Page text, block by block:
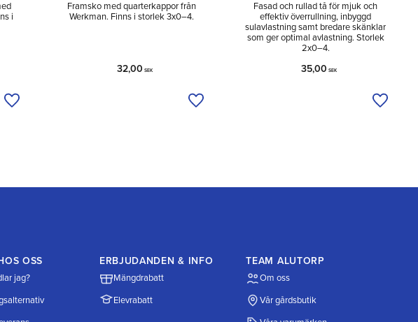
i
Lägg till i önskelista
Framsko med quarterkappor från
Werkman. Finns i storlek 3x0–4.
32,00 SEK
Lägg till i önskelista
Fasad och rullad tå för mjuk och
effektiv överrullning, inbyggd
sulavlastning samt bredare skänklar
som ger optimal avlastning. Storlek
2x0–4.
35,00 SEK
Lägg
OSS
jag?
ERBJUDANDEN & INFO
Mängdrabatt
Elevrabatt
TEAM ALUTORP
Om oss
Vår gårdsbutik